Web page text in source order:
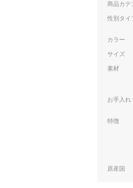
商品カテ
性別タイ
カラー
サイズ
素材
お手入れ
特徴
原産国